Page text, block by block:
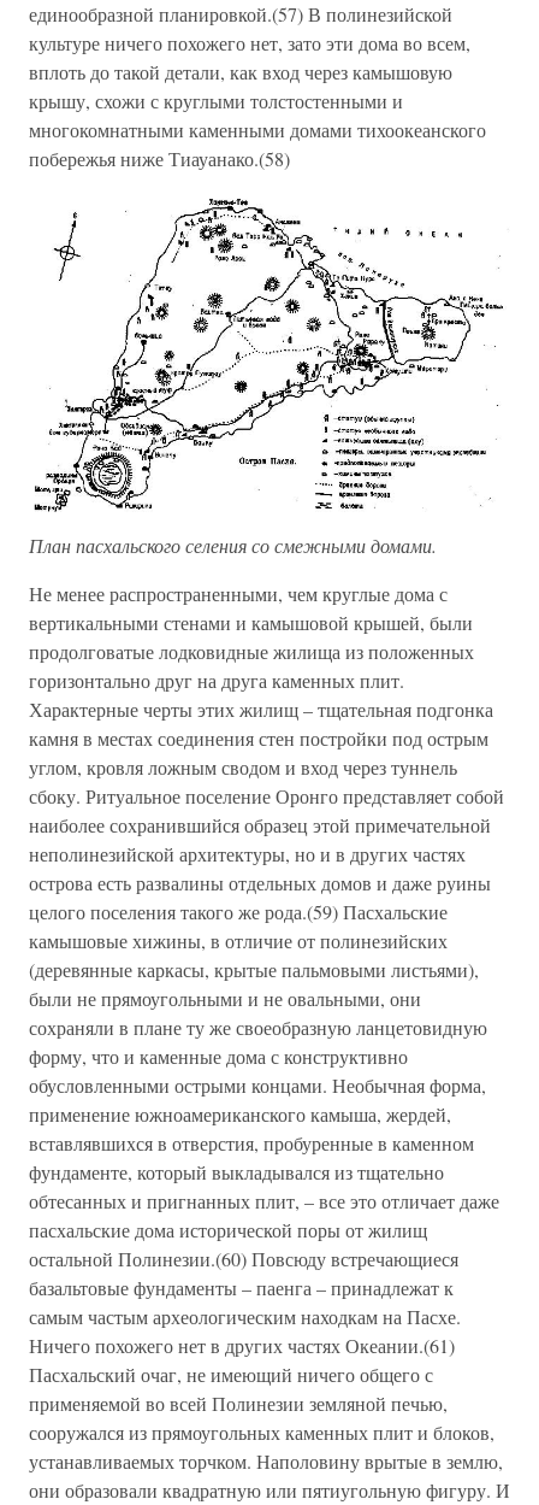
единообразной планировкой.(57) В полинезийской
культуре ничего похожего нет, зато эти дома во всем,
вплоть до такой детали, как вход через камышовую
крышу, схожи с круглыми толстостенными и
многокомнатными каменными домами тихоокеанского
побережья ниже Тиауанако.(58)
План пасхальского селения со смежными домами.
Не менее распространенными, чем круглые дома с
вертикальными стенами и камышовой крышей, были
продолговатые лодковидные жилища из положенных
горизонтально друг на друга каменных плит.
Характерные черты этих жилищ – тщательная подгонка
камня в местах соединения стен постройки под острым
углом, кровля ложным сводом и вход через туннель
сбоку. Ритуальное поселение Оронго представляет собой
наиболее сохранившийся образец этой примечательной
неполинезийской архитектуры, но и в других частях
острова есть развалины отдельных домов и даже руины
целого поселения такого же рода.(59) Пасхальские
камышовые хижины, в отличие от полинезийских
(деревянные каркасы, крытые пальмовыми листьями),
были не прямоугольными и не овальными, они
сохраняли в плане ту же своеобразную ланцетовидную
форму, что и каменные дома с конструктивно
обусловленными острыми концами. Необычная форма,
применение южноамериканского камыша, жердей,
вставлявшихся в отверстия, пробуренные в каменном
фундаменте, который выкладывался из тщательно
обтесанных и пригнанных плит, – все это отличает даже
пасхальские дома исторической поры от жилищ
остальной Полинезии.(60) Повсюду встречающиеся
базальтовые фундаменты – паенга – принадлежат к
самым частым археологическим находкам на Пасхе.
Ничего похожего нет в других частях Океании.(61)
Пасхальский очаг, не имеющий ничего общего с
применяемой во всей Полинезии земляной печью,
сооружался из прямоугольных каменных плит и блоков,
устанавливаемых торчком. Наполовину врытые в землю,
они образовали квадратную или пятиугольную фигуру. И